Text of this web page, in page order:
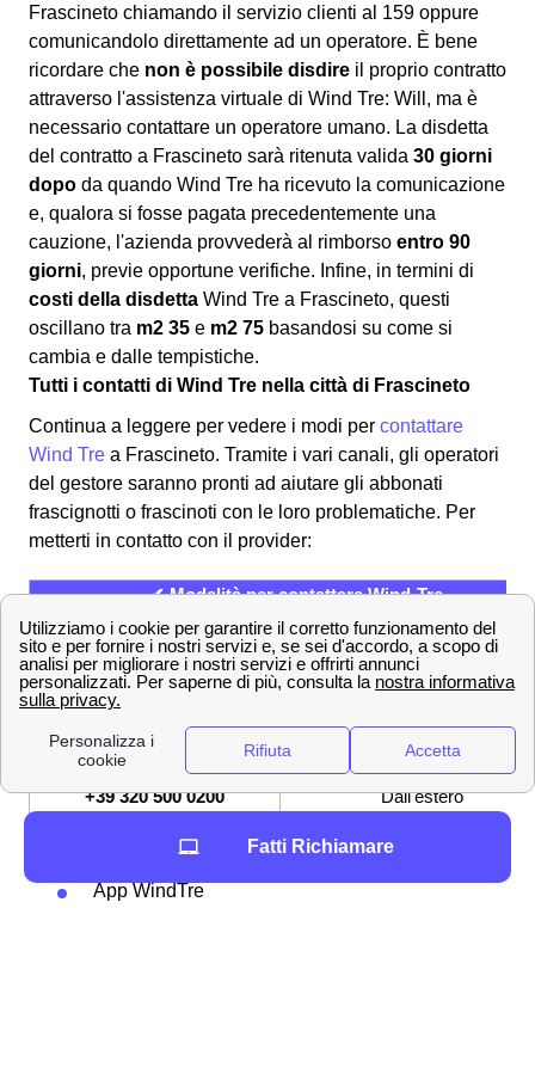
Frascineto chiamando il servizio clienti al 159 oppure
comunicandolo direttamente ad un operatore. È bene
ricordare che non è possibile disdire il proprio contratto
attraverso l'assistenza virtuale di Wind Tre: Will, ma è
necessario contattare un operatore umano. La disdetta
del contratto a Frascineto sarà ritenuta valida 30 giorni
dopo da quando Wind Tre ha ricevuto la comunicazione
e, qualora si fosse pagata precedentemente una
cauzione, l'azienda provvederà al rimborso entro 90
giorni, previe opportune verifiche. Infine, in termini di
costi della disdetta Wind Tre a Frascineto, questi
oscillano tra m2 35 e m2 75 basandosi su come si
cambia e dalle tempistiche.
Tutti i contatti di Wind Tre nella città di Frascineto
Continua a leggere per vedere i modi per contattare
Wind Tre a Frascineto. Tramite i vari canali, gli operatori
del gestore saranno pronti ad aiutare gli abbonati
frascignotti o frascinoti con le loro problematiche. Per
metterti in contatto con il provider:
✔ Modalità per contattare Wind-Tre
800 900 134
Numero Verde
159 Servizio Clienti
[email protected] Indirizzo mail per PEC
+39 320 500 0200 Dall'estero
App WindTre
Fatti Richiamare